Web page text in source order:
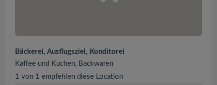
Bäckerei, Ausflugsziel, Konditorei
Kaffee und Kuchen, Backwaren
1 von 1 empfehlen diese Location